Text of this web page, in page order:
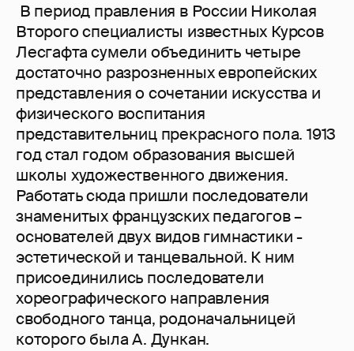
В период правления в России Николая
Второго специалисты известных Курсов
Лесгафта сумели объединить четыре
достаточно разрозненных европейских
представления о сочетании искусства и
физического воспитания
представительниц прекрасного пола. 1913
год стал годом образования высшей
школы художественного движения.
Работать сюда пришли последователи
знаменитых французских педагогов –
основателей двух видов гимнастики -
эстетической и танцевальной. К ним
присоединились последователи
хореографического направления
свободного танца, родоначальницей
которого была А. Дункан.